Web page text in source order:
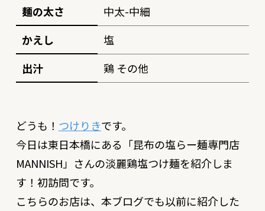
麺の太さ
中太-中細
かえし
塩
出汁
鶏 その他
どうも！ つけりきです。
今日は東日本橋にある「昆布の塩らー麺専門店
MANNISH 」さんの淡麗鶏塩つけ麺を紹介しま
す！初訪問です。
こちらのお店は、本ブログでも以前に紹介した